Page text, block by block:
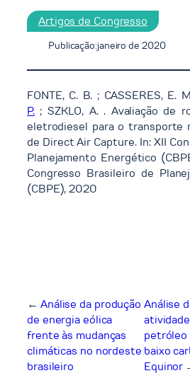
Artigos de Congresso
Publicação:janeiro de 2020
FONTE, C. B. ; CASSERES, E.
P.; SZKLO, A. . Avaliação de
eletrodiesel para o transporte
de Direct Air Capture. In: XII
Planejamento Energético
Congresso Brasileiro de
(CBPE), 2020
← Análise da produção
de energia eólica
frente às mudanças
climáticas no nordeste
brasileiro
Análise
petróleo
baixo
Equinor